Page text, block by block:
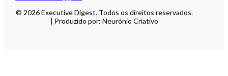
© 2026 Executive Digest. Todos os direitos reservados.
| Produzido por: Neurónio Criativo